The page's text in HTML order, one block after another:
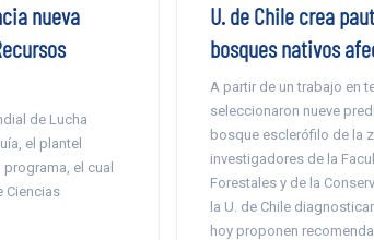
nueva
de Lucha
el plantel
el cual
Ciencias
U. de Chile crea
bosques nativos
A partir de un trabajo en
seleccionaron nueve
bosque esclerófilo de la
investigadores de la
Forestales y de la
la U. de Chile
hoy proponen